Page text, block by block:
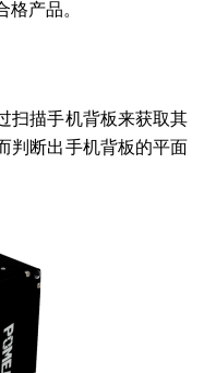
产品。
扫描手机背板来获取其
判断出手机背板的平面